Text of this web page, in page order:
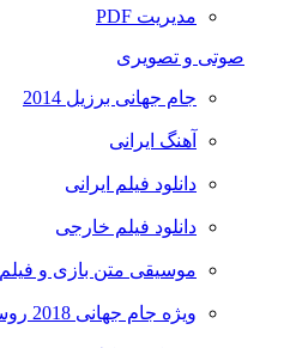
مدیریت PDF
صوتی و تصویری
جام جهانی برزیل 2014
آهنگ ایرانی
دانلود فیلم ایرانی
دانلود فیلم خارجی
موسیقی متن بازی و فیلم
ویژه جام جهانی 2018 روسیه